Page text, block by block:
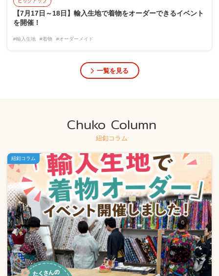
【7月17日～18日】輸入生地で着物をオーダーできるイベント
を開催！
#輸入生地 #着物 #オーダーメイド
一覧を見る
Chuko Column
紐釦コラム
紐釦コラム